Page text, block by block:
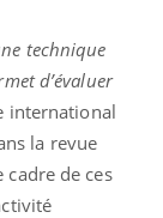
technique
d’évaluer
international
la revue
cadre de ces